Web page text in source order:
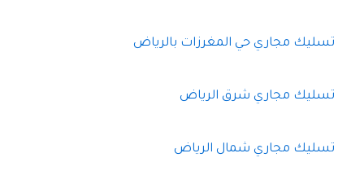
تسليك مجاري حي المغرزات بالرياض
تسليك مجاري شرق الرياض
تسليك مجاري شمال الرياض